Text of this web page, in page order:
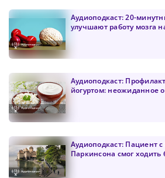
Сменить
Аудиоподкаст: 20-
улучшают работу мозга
Аудиоподкаст:
йогуртом: неожиданное
Аудиоподкаст: Пациент
Паркинсона смог ходить